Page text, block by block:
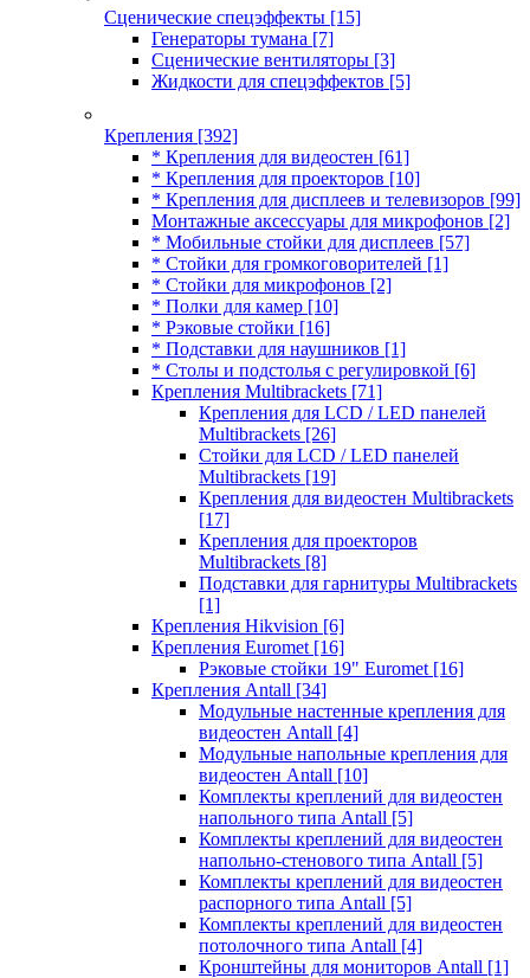
Сценические спецэффекты [15]
Генераторы тумана [7]
Сценические вентиляторы [3]
Жидкости для спецэффектов [5]
Крепления [392]
* Крепления для видеостен [61]
* Крепления для проекторов [10]
* Крепления для дисплеев и телевизоров [99]
Монтажные аксессуары для микрофонов [2]
* Мобильные стойки для дисплеев [57]
* Стойки для громкоговорителей [1]
* Стойки для микрофонов [2]
* Полки для камер [10]
* Рэковые стойки [16]
* Подставки для наушников [1]
* Столы и подстолья с регулировкой [6]
Крепления Multibrackets [71]
Крепления для LCD / LED панелей
Multibrackets [26]
Стойки для LCD / LED панелей
Multibrackets [19]
Крепления для видеостен Multibrackets
[17]
Крепления для проекторов
Multibrackets [8]
Подставки для гарнитуры Multibrackets
[1]
Крепления Hikvision [6]
Крепления Euromet [16]
Рэковые стойки 19" Euromet [16]
Крепления Antall [34]
Модульные настенные крепления для
видеостен Antall [4]
Модульные напольные крепления для
видеостен Antall [10]
Комплекты креплений для видеостен
напольного типа Antall [5]
Комплекты креплений для видеостен
напольно-стенового типа Antall [5]
Комплекты креплений для видеостен
распорного типа Antall [5]
Комплекты креплений для видеостен
потолочного типа Antall [4]
Кронштейны для мониторов Antall [1]